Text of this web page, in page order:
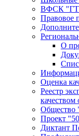
ВФСК
Правовое
О
Оценка
Реестр
качеством
Общество
Проект
Диктант